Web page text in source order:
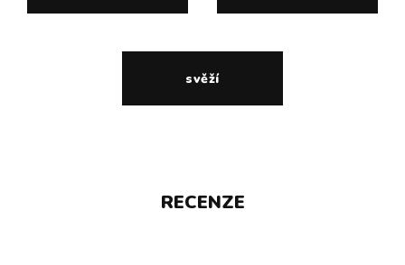
svěží
RECENZE